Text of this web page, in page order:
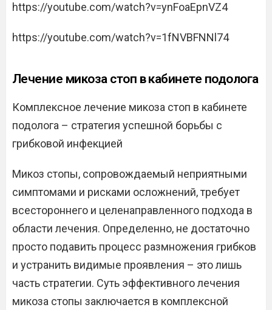
https://youtube.com/watch?v=ynFoaEpnVZ4
https://youtube.com/watch?v=1fNVBFNNl74
Лечение микоза стоп в кабинете подолога
Комплексное лечение микоза стоп в кабинете
подолога – стратегия успешной борьбы с
грибковой инфекцией
Микоз стопы, сопровождаемый неприятными
симптомами и рисками осложнений, требует
всестороннего и целенаправленного подхода в
области лечения. Определенно, не достаточно
просто подавить процесс размножения грибков
и устранить видимые проявления – это лишь
часть стратегии. Суть эффективного лечения
микоза стопы заключается в комплексной